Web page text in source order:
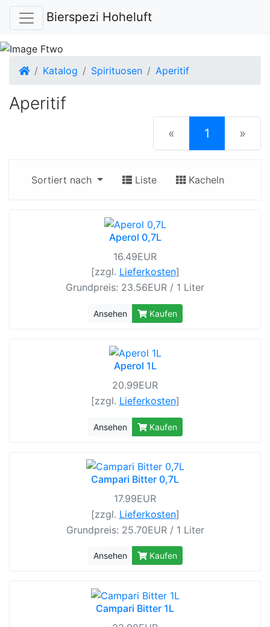
Bierspezi Hoheluft
Startseite
Katalog Spirituosen Aperitif
Aperitif
« 1 (current)
»
Sortiert nach Liste Kacheln
Aperol 0,7L
16.49EUR
[zzgl. Lieferkosten]
Grundpreis: 23.56EUR / 1 Liter
Ansehen Kaufen
Aperol 1L
20.99EUR
[zzgl. Lieferkosten]
Ansehen Kaufen
Campari Bitter 0,7L
17.99EUR
[zzgl. Lieferkosten]
Grundpreis: 25.70EUR / 1 Liter
Ansehen Kaufen
Campari Bitter 1L